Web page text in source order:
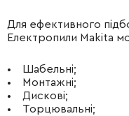
Для ефективного
Електропили Makita
• Шабельні;
• Монтажні;
• Дискові;
• Торцювальні;